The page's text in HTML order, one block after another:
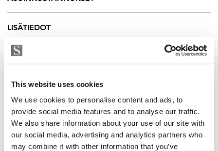
This website uses cookies
We use cookies to personalise content and ads, to
provide social media features and to analyse our traffic.
We also share information about your use of our site with
our social media, advertising and analytics partners who
may combine it with other information that you’ve
bussiyhteydet ovat kaikki lähellä, tarjoten helppoa ja
laadukasta asumista.
Tämä on aidosti ainutlaatuinen mahdollisuus yhdistää
vaivaton asunnonvaihto ja täysin uuden kodin edut -
muuttamaan pääset vaikka heti.
Tule ja ihastu!
LISÄTIEDOT
TILAT, MATERIAALIT JA VARUSTELU
TONTTI
TALOYHTIÖ
YRITYKSEN TIEDOT